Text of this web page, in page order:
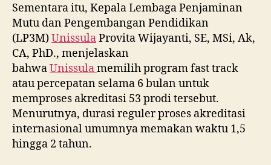
Sementara itu, Kepala Lembaga Penjaminan
Mutu dan Pengembangan Pendidikan
(LP3M)UnissulaProvita Wijayanti, SE, MSi, Ak,
CA, PhD., menjelaskan
bahwaUnissulamemilih program fast track
atau percepatan selama 6 bulan untuk
memproses akreditasi 53 prodi tersebut.
Menurutnya, durasi reguler proses akreditasi
internasional umumnya memakan waktu 1,5
hingga 2 tahun.